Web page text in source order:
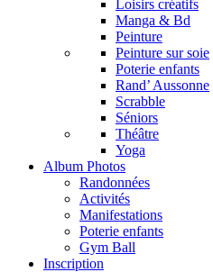
Loisirs créatifs
Manga & Bd
Peinture
Peinture sur soie
Poterie enfants
Rand’ Aussonne
Scrabble
Séniors
Théâtre
Yoga
Album Photos
Randonnées
Activités
Manifestations
Poterie enfants
Gym Ball
Inscription